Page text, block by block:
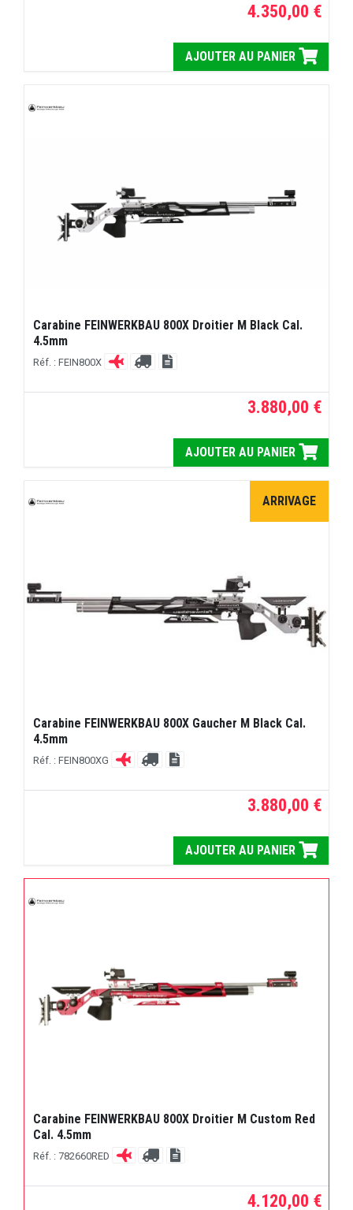
4.350,00 €
AJOUTER AU PANIER
Carabine FEINWERKBAU 800X Droitier M Black Cal.
4.5mm
Réf. : FEIN800X
3.880,00 €
AJOUTER AU PANIER
ARRIVAGE
Carabine FEINWERKBAU 800X Gaucher M Black Cal.
4.5mm
Réf. : FEIN800XG
3.880,00 €
AJOUTER AU PANIER
Carabine FEINWERKBAU 800X Droitier M Custom Red
Cal. 4.5mm
Réf. : 782660RED
4.120,00 €